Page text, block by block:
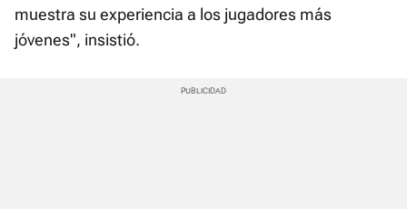
muestra su experiencia a los jugadores más
jóvenes", insistió.